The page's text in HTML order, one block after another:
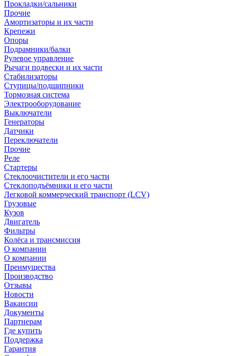
Прокладки/сальники
Прочие
Амортизаторы и их части
Крепежи
Опоры
Подрамники/балки
Рулевое управление
Рычаги подвески и их части
Стабилизаторы
Ступицы/подшипники
Тормозная система
Электрооборудование
Выключатели
Генераторы
Датчики
Переключатели
Прочие
Реле
Стартеры
Стеклоочистители и его части
Стеклоподъёмники и его части
Легковой коммерческий транспорт (LCV)
Грузовые
Кузов
Двигатель
Фильтры
Колёса и трансмиссия
О компании
О компании
Преимущества
Производство
Отзывы
Новости
Вакансии
Документы
Партнерам
Где купить
Поддержка
Гарантия